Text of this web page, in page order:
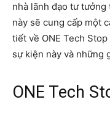
nhà lãnh đạo tư
này sẽ cung cấp một
tiết về ONE Tech
sự kiện này và những
ONE Tech